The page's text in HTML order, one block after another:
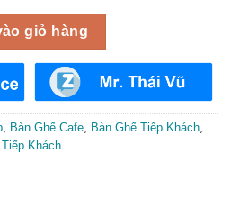
GTK-026 số lượng
giỏ hàng
Bàn Ghế Cafe Bàn Ghế Tiếp Khách
Khách